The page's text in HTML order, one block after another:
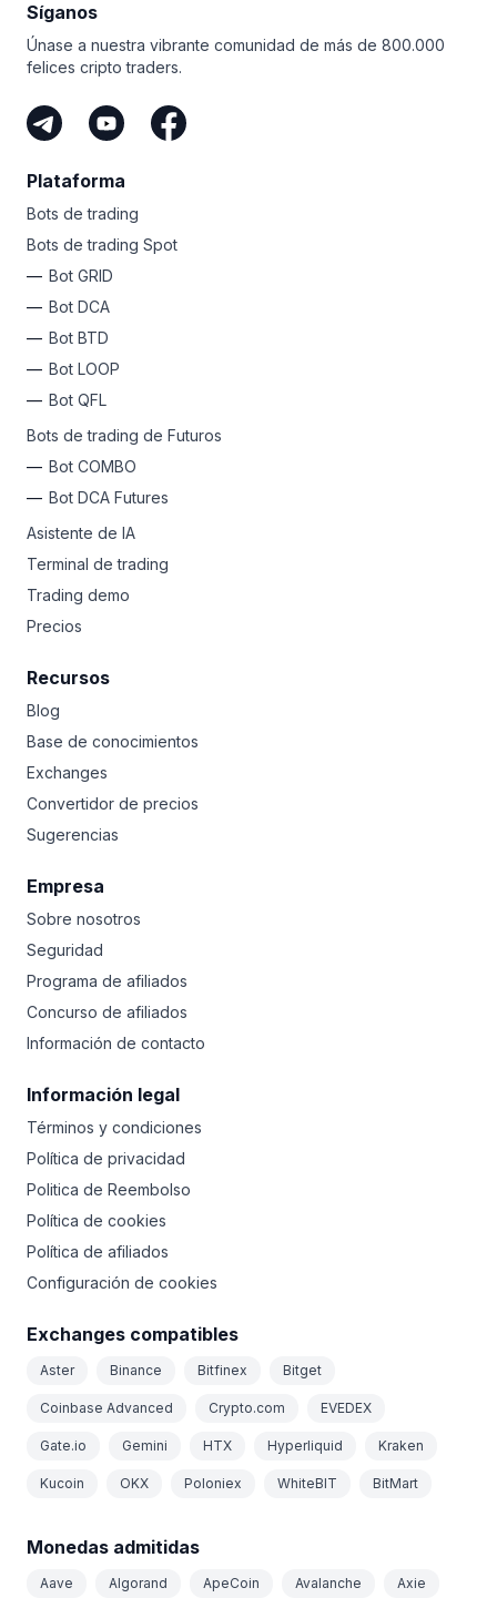
Síganos
Únase a nuestra vibrante comunidad de más de 800.000
felices cripto traders.
Plataforma
Bots de trading
Bots de trading Spot
Bot GRID
Bot DCA
Bot BTD
Bot LOOP
Bot QFL
Bots de trading de Futuros
Bot COMBO
Bot DCA Futures
Asistente de IA
Terminal de trading
Trading demo
Precios
Recursos
Blog
Base de conocimientos
Exchanges
Convertidor de precios
Sugerencias
Empresa
Sobre nosotros
Seguridad
Programa de afiliados
Concurso de afiliados
Información de contacto
Información legal
Términos y condiciones
Política de privacidad
Politica de Reembolso
Política de cookies
Política de afiliados
Configuración de cookies
Exchanges compatibles
Aster Binance Bitfinex Bitget
Coinbase Advanced Crypto.com EVEDEX
Gate.io Gemini HTX Hyperliquid Kraken
Kucoin OKX Poloniex WhiteBIT BitMart
Monedas admitidas
Aave Algorand ApeCoin Avalanche Axie